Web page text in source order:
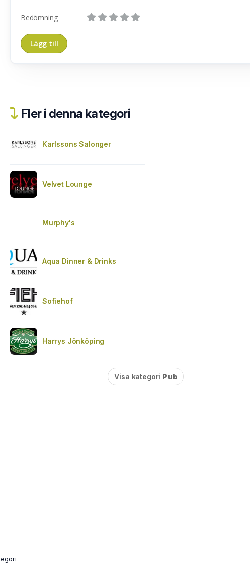
Bedömning
Fler i denna kategori
Karlssons Salonger
Velvet Lounge
Murphy's
Aqua Dinner & Drinks
Sofiehof
Harrys Jönköping
Visa kategori Pub